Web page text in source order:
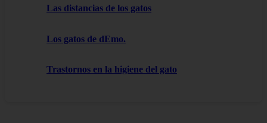
Las distancias de los gatos
Los gatos de dEmo.
Trastornos en la higiene del gato